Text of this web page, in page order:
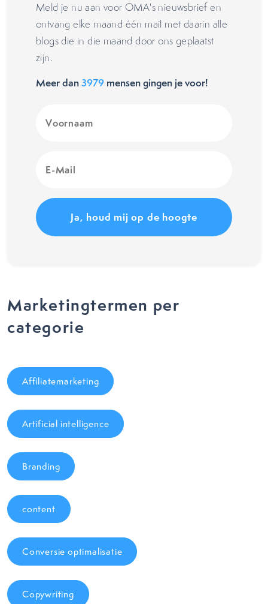
Meld je nu aan voor OMA's nieuwsbrief en
ontvang elke maand één mail met daarin alle
blogs die in die maand door ons geplaatst
zijn.
Meer dan3979 mensen gingen je voor!
(Vereist)
Mail
Marketingtermen per
categorie
Affiliatemarketing
Artificial intelligence
Branding
content
Conversie optimalisatie
Copywriting